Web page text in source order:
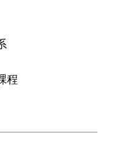
コース
科学コース
術コース
程
学位課程